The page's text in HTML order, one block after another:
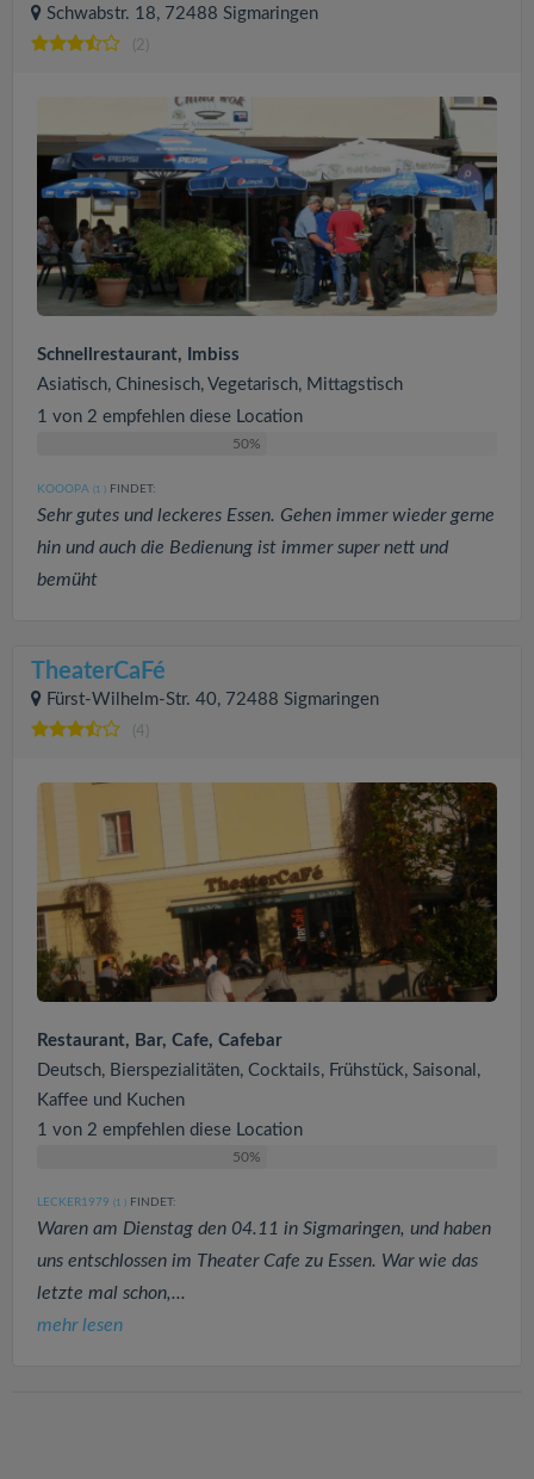
Schwabstr. 18, 72488 Sigmaringen
(2)
Schnellrestaurant, Imbiss
Asiatisch, Chinesisch, Vegetarisch, Mittagstisch
1 von 2 empfehlen diese Location
50%
KOOOPA (1 ) FINDET:
Sehr gutes und leckeres Essen. Gehen immer wieder gerne
hin und auch die Bedienung ist immer super nett und
bemüht
TheaterCaFé
Fürst-Wilhelm-Str. 40, 72488 Sigmaringen
(4)
Restaurant, Bar, Cafe, Cafebar
Deutsch, Bierspezialitäten, Cocktails, Frühstück, Saisonal,
Kaffee und Kuchen
1 von 2 empfehlen diese Location
50%
LECKER1979 (1 ) FINDET:
Waren am Dienstag den 04.11 in Sigmaringen, und haben
uns entschlossen im Theater Cafe zu Essen. War wie das
letzte mal schon,...
mehr lesen